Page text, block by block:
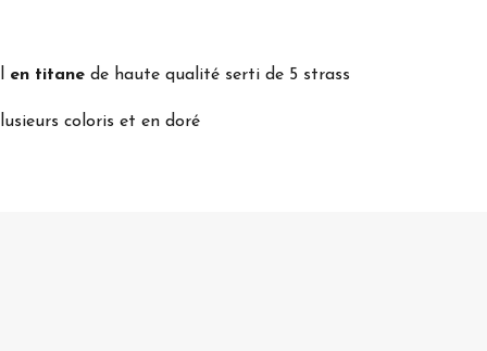
en titane de haute qualité serti de 5 strass
coloris et en doré